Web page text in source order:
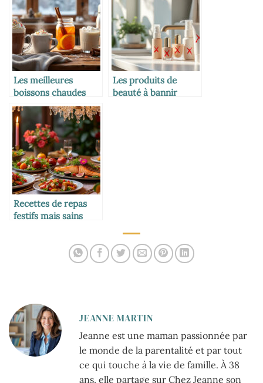
Les meilleures
boissons chaudes
pour enfants et
parents en hiver
Les produits de
beauté à bannir
Recettes de repas
festifs mais sains
JEANNE MARTIN
Jeanne est une maman passionnée par
le monde de la parentalité et par tout
ce qui touche à la vie de famille. À 38
ans, elle partage sur Chez Jeanne son